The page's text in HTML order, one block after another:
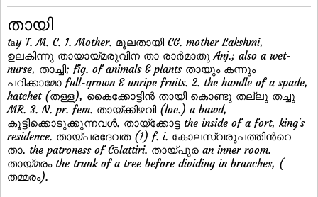
തായി
tāy T. M. C. 1. Mother. മൂലതായി CG. mother Lakshmi,
ഉലകിന്നു തായായ്മരുവിന താ രാര്‍മാതു Anj.; also a wet-
nurse, താച്ചി; fig. of animals & plants തായും കന്നും
പറിക്കാമോ full-grown & unripe fruits. 2. the handle of a spade,
hatchet (തള്ള), കൈക്കോട്ടിന്‍ തായി കൊണ്ടു തല്ലു തച്ചു
MR. 3. N. pr. fem. തായ്ക്കിഴവി (loc.) a bawd,
കൂട്ടിക്കൊടുക്കുന്നവള്‍. തായ്ക്കോട്ട the inside of a fort, king's
residence. തായ്പരദേവത (1) f. i. കോലസ്വരൂപത്തിന്‍റെ
താ. the patroness of Cōlattiri. തായ്പുര an inner room.
തായ്മരം the trunk of a tree before dividing in branches, (=
തമ്മരം).